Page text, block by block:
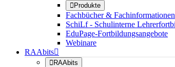
Produkte
Fachbücher & Fachinformationen
SchiLf - Schulinterne
EduPage-Fortbildungsangebote
Webinare
RAAbits
RAAbits